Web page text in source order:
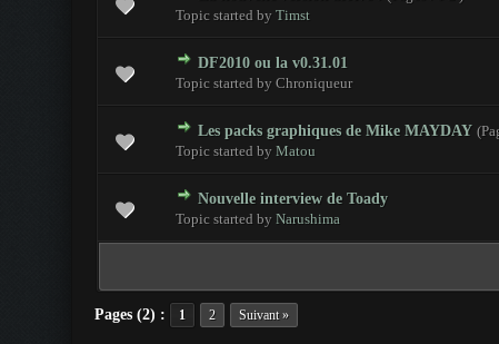
Topic started by Timst
DF2010 ou la v0.31.01
Topic started by Chroniqueur
0 Votes - 0 sur 5 en moyenne
Les packs graphiques de Mike MAYDAY
Topic started by Matou
0 Votes - 0 sur 5 en moyenne
12345
Nouvelle interview de Toady
Topic started by Narushima
0 Votes - 0 sur 5 en moyenne
1
Pages (2) : 1 2 Suivant »